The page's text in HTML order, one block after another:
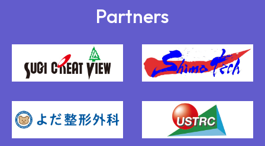
Partners